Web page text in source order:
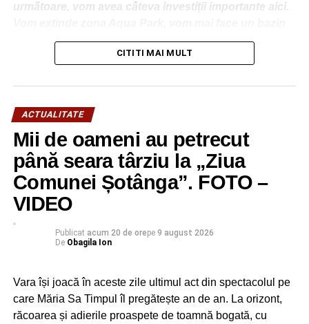
următoare, vom avea câteva investiții importante aici.
mare, cu valuri, și, de asemenea, alte locuri de
distracție. Totodată, va intra în modernizare și bazinul
placă tot ceea ce vom realiza aici”, a transmis primarul
Daniel Cristian Stan.
CITITI MAI MULT
ACTUALITATE
Mii de oameni au petrecut
până seara târziu la „Ziua
Comunei Șotânga”. FOTO –
VIDEO
Publicat acum 20 de orepe 9 august 2026
De Obagila Ion
Vara își joacă în aceste zile ultimul act din spectacolul pe
care Măria Sa Timpul îl pregătește an de an. La orizont,
răcoarea și adierile proaspete de toamnă bogată, cu